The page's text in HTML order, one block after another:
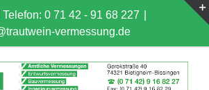
Telefon: 0 71 42 - 91 68 227
vermessung.de